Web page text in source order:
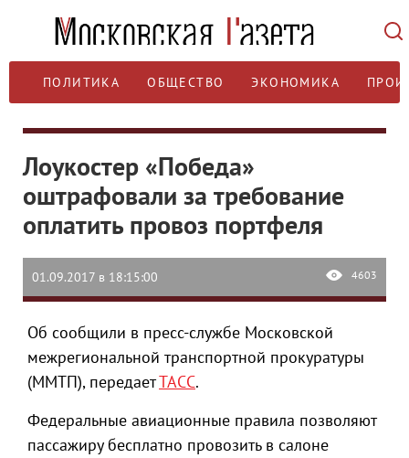
ПОЛИТИКА ОБЩЕСТВО ЭКОНОМИКА
Лоукостер «Победа»
оштрафовали за требование
оплатить провоз портфеля
01.09.2017 в 18:15:00 4603
Об сообщили в пресс-службе Московской
межрегиональной транспортной прокуратуры
(ММТП), передаетТАСС.
Федеральные авиационные правила позволяют
пассажиру бесплатно провозить в салоне